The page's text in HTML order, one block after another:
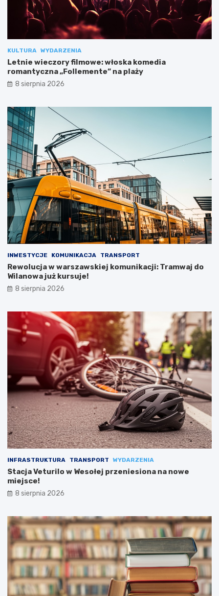
KULTURA WYDARZENIA
Letnie wieczory filmowe: włoska komedia
romantyczna „Follemente” na plaży
8 sierpnia 2026
INWESTYCJE KOMUNIKACJA TRANSPORT
Rewolucja w warszawskiej komunikacji: Tramwaj do
Wilanowa już kursuje!
8 sierpnia 2026
INFRASTRUKTURA TRANSPORT WYDARZENIA
Stacja Veturilo w Wesołej przeniesiona na nowe
miejsce!
8 sierpnia 2026